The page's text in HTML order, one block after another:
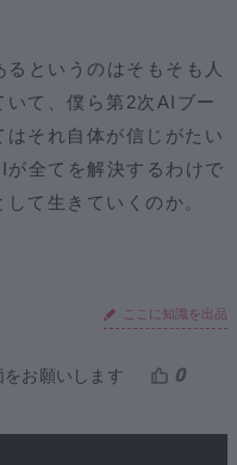
というのはそもそも人
て、僕ら第2次AIブー
それ自体が信じがたい
が全てを解決するわけで
て生きていくのか。
ここに知識を出品
をお願いします 0